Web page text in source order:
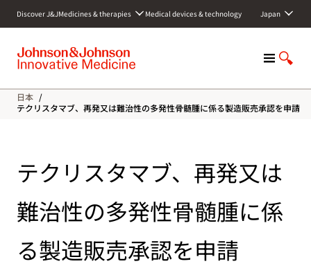
c
Discover J&JMedicines & therapies Medical devices & technology Japan
M
n
u
S
o
w
日本 /
テクリスタマブ、再発又は難治性の多発性骨髄腫に係る製造販売承認を申請
テクリスタマブ、再発又は
難治性の多発性骨髄腫に係
る製造販売承認を申請